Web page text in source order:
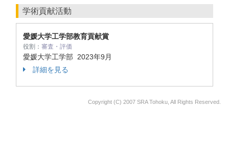
学術貢献活動
愛媛大学工学部教育貢献賞
役割： 審査・評価
愛媛大学工学部 2023年9月
詳細を見る
Copyright (C) 2007 SRA Tohoku, All Rights Reserved.